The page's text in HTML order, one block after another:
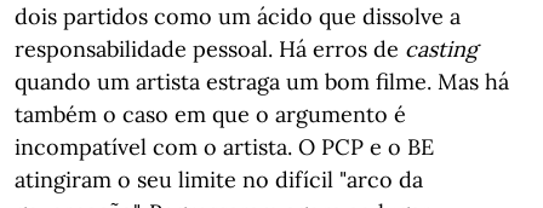
dois partidos como um ácido que dissolve a
responsabilidade pessoal. Há erros de casting
quando um artista estraga um bom filme. Mas há
também o caso em que o argumento é
incompatível com o artista. O PCP e o BE
atingiram o seu limite no difícil "arco da